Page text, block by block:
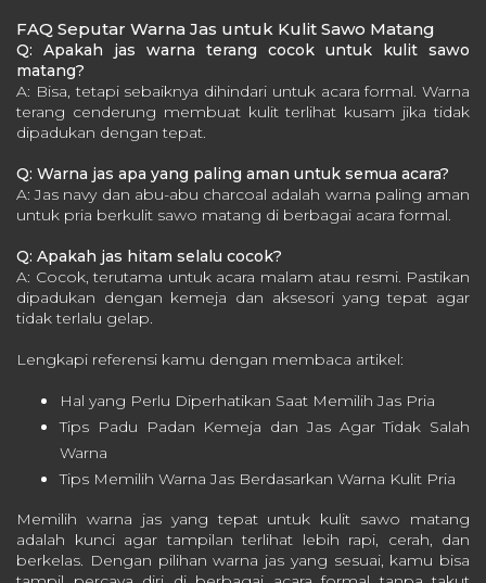
FAQ Seputar Warna Jas untuk Kulit Sawo Matang
Q: Apakah jas warna terang cocok untuk kulit sawo
matang?
A: Bisa, tetapi sebaiknya dihindari untuk acara formal. Warna
terang cenderung membuat kulit terlihat kusam jika tidak
dipadukan dengan tepat.
Q: Warna jas apa yang paling aman untuk semua acara?
A: Jas navy dan abu-abu charcoal adalah warna paling aman
untuk pria berkulit sawo matang di berbagai acara formal.
Q: Apakah jas hitam selalu cocok?
A: Cocok, terutama untuk acara malam atau resmi. Pastikan
dipadukan dengan kemeja dan aksesori yang tepat agar
tidak terlalu gelap.
Lengkapi referensi kamu dengan membaca artikel:
Hal yang Perlu Diperhatikan Saat Memilih Jas Pria
Tips Padu Padan Kemeja dan Jas Agar Tidak Salah
Warna
Tips Memilih Warna Jas Berdasarkan Warna Kulit Pria
Memilih warna jas yang tepat untuk kulit sawo matang
adalah kunci agar tampilan terlihat lebih rapi, cerah, dan
berkelas. Dengan pilihan warna jas yang sesuai, kamu bisa